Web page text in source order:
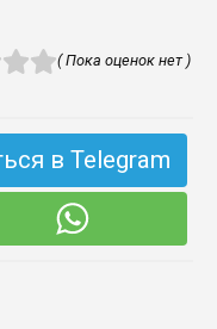
( Пока оценок нет )
в Telegram